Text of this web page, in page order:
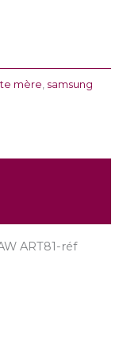
mère samsung
ART81-réf